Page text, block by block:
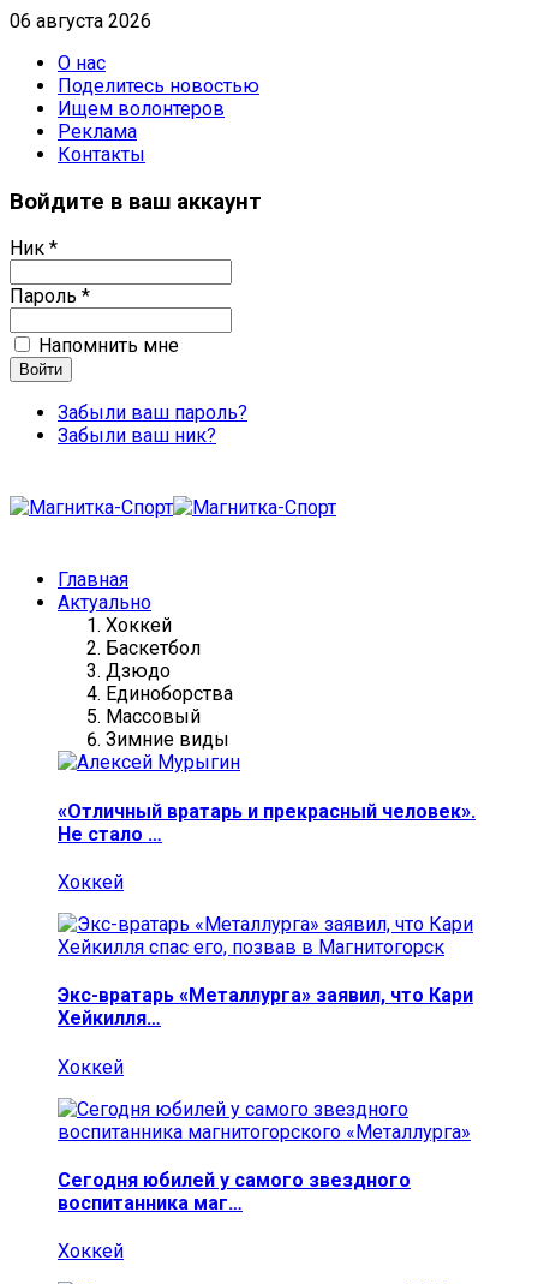
06 августа 2026
О нас
Поделитесь новостью
Ищем волонтеров
Реклама
Контакты
Войдите в ваш аккаунт
Ник *
Пароль *
Напомнить мне
Забыли ваш пароль?
Забыли ваш ник?
Главная
Актуально
Хоккей
Баскетбол
Дзюдо
Единоборства
Массовый
Зимние виды
«Отличный вратарь и прекрасный человек».
Не стало …
Хоккей
Экс-вратарь «Металлурга» заявил, что Кари
Хейкилля…
Хоккей
Сегодня юбилей у самого звездного
воспитанника маг…
Хоккей